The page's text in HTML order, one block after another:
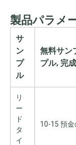
製品パラメ
サ
ン
プ
ル
無料サン
プル, 完
リ
ー
ド
タ
イ
10-15 預